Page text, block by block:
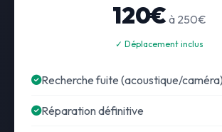
120€ à 250€
✓ Déplacement inclus
Recherche fuite (acoustique/
Réparation définitive